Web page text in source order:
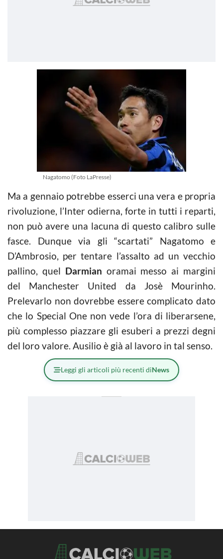
Nagatomo (Foto LaPresse)
Ma a gennaio potrebbe esserci una vera e propria
rivoluzione, l’Inter odierna, forte in tutti i reparti,
non può avere una lacuna di questo calibro sulle
fasce. Dunque via gli “scartati” Nagatomo e
D’Ambrosio, per tentare l’assalto ad un vecchio
pallino, quel Darmian oramai messo ai margini
del Manchester United da Josè Mourinho.
Prelevarlo non dovrebbe essere complicato dato
che lo Special One non vede l’ora di liberarsene,
più complesso piazzare gli esuberi a prezzi degni
del loro valore. Ausilio è già al lavoro in tal senso.
Leggi gli articoli più recenti diNews